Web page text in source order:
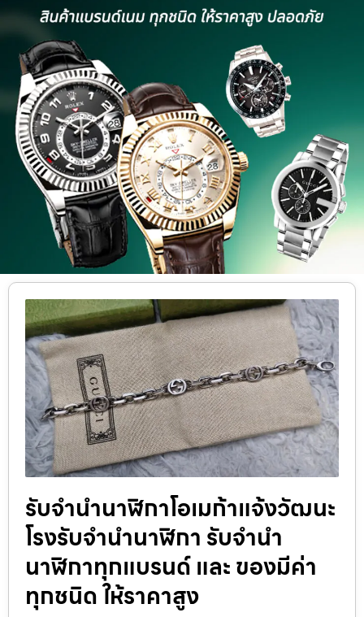
รับจำนำนาฬิกาโอเมก้าแจ้งวัฒนะ
โรงรับจำนำนาฬิกา รับจำนำ
นาฬิกาทุกแบรนด์ และ ของมีค่า
ทุกชนิด ให้ราคาสูง